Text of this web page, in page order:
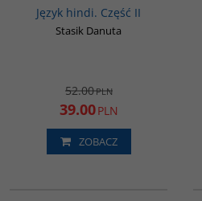
Język hindi. Część II
Stasik Danuta
52.00PLN
39.00PLN
ZOBACZ